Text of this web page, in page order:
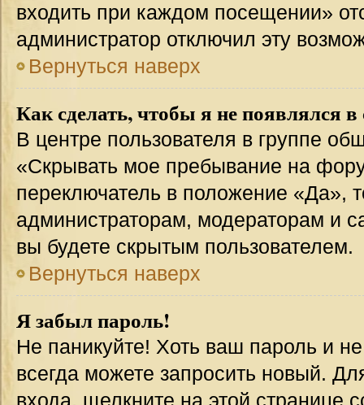
входить при каждом посещении»
администратор отключил эту
Вернуться наверх
Как сделать, чтобы я не появлялся
В центре пользователя в группе
«Скрывать мое пребывание на
переключатель в положение «Да»,
администраторам, модераторам и
вы будете скрытым пользователем.
Вернуться наверх
Я забыл пароль!
Не паникуйте! Хоть ваш пароль и
всегда можете запросить новый.
входа, щелкните на этой странице